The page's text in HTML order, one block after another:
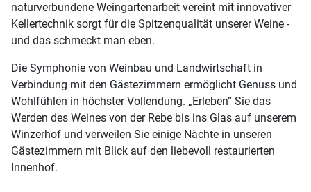
naturverbundene Weingartenarbeit vereint mit innovativer
Kellertechnik sorgt für die Spitzenqualität unserer Weine -
und das schmeckt man eben.
Die Symphonie von Weinbau und Landwirtschaft in
Verbindung mit den Gästezimmern ermöglicht Genuss und
Wohlfühlen in höchster Vollendung. „Erleben“ Sie das
Werden des Weines von der Rebe bis ins Glas auf unserem
Winzerhof und verweilen Sie einige Nächte in unseren
Gästezimmern mit Blick auf den liebevoll restaurierten
Innenhof.